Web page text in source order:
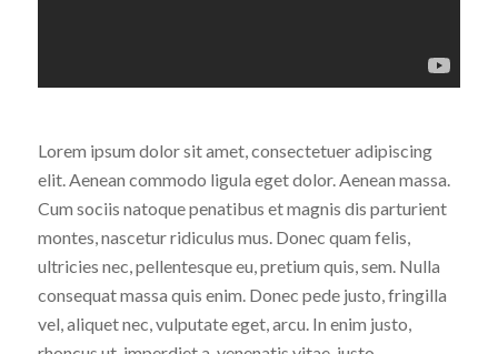
Lorem ipsum dolor sit amet, consectetuer adipiscing
elit. Aenean commodo ligula eget dolor. Aenean massa.
Cum sociis natoque penatibus et magnis dis parturient
montes, nascetur ridiculus mus. Donec quam felis,
ultricies nec, pellentesque eu, pretium quis, sem. Nulla
consequat massa quis enim. Donec pede justo, fringilla
vel, aliquet nec, vulputate eget, arcu. In enim justo,